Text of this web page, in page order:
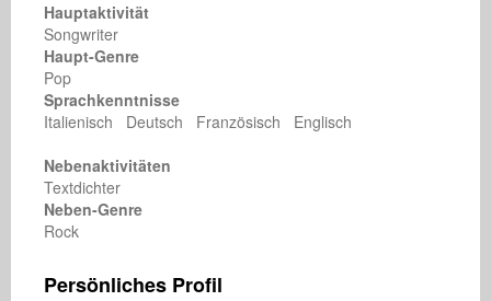
Hauptaktivität
Songwriter
Haupt-Genre
Pop
Sprachkenntnisse
Italienisch Deutsch Französisch Englisch
Nebenaktivitäten
Textdichter
Neben-Genre
Rock
Persönliches Profil